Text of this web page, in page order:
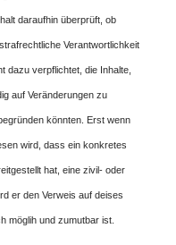
daraufhin überprüft, ob
Verantwortlichkeit
dazu verpflichtet, die Inhalte,
auf Veränderungen zu
könnten. Erst wenn
wird, dass ein konkretes
hat, eine zivil- oder
er den Verweis auf deises
möglih und zumutbar ist.